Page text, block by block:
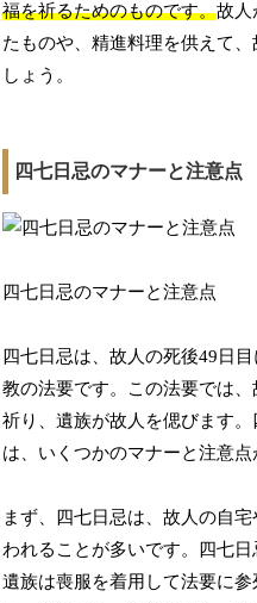
福を祈るためのものです。故人
たものや、精進料理を供えて、
しょう。
四七日忌のマナーと注意点
四七日忌のマナーと注意点
四七日忌は、故人の死後49日
教の法要です。この法要では、
祈り、遺族が故人を偲びます。
は、いくつかのマナーと注意点
まず、四七日忌は、故人の自
われることが多いです。四七日
遺族は喪服を着用して法要に参